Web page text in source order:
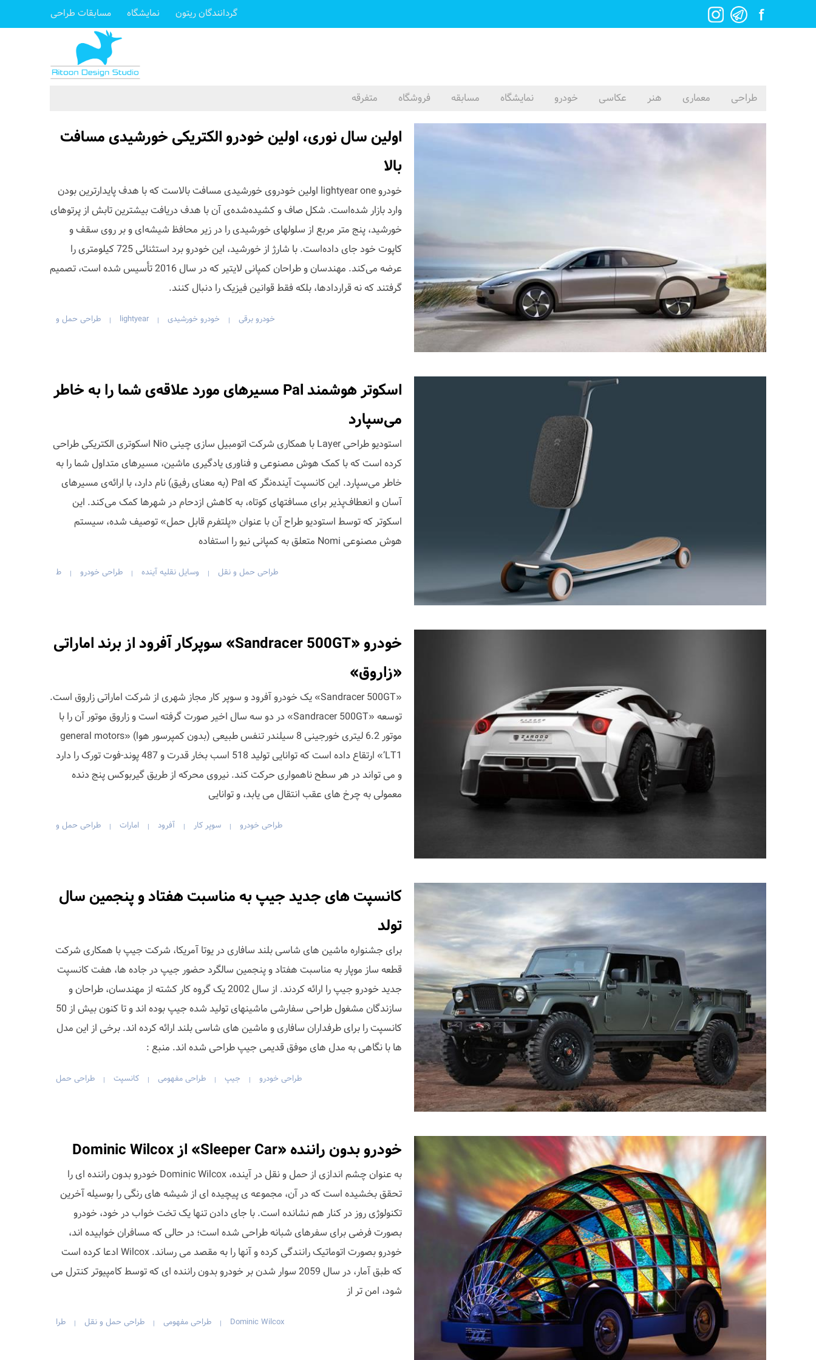
گردانندگان ریتون نمایشگاه مسابقات طراحی
طراحی معماری هنر عکاسی خودرو نمایشگاه مسابقه فروشگاه متفرقه
اولین سال نوری، اولین خودرو الکتریکی خورشیدی مسافت
بالا
خودرو lightyear one اولین خودروی خورشیدی مسافت بالاست که با هدف پایدارترین بودن
وارد بازار شده‌است. شکل صاف و کشیده‌شده‌ی آن با هدف دریافت بیشترین تابش از پرتوهای
خورشید، پنج متر مربع از سلولهای خورشیدی را در زیر محافظ شیشه‌ای و بر روی سقف و
کاپوت خود جای داده‌است. با شارژ از خورشید، این خودرو برد استثنائی 725 کیلومتری را
عرضه می‌کند. مهندسان و طراحان کمپانی لایتیر که در سال 2016 تأسیس شده است، تصمیم
گرفتند که نه قراردادها، بلکه فقط قوانین فیزیک را دنبال کنند.
خودرو برقی | خودرو خورشیدی |
lightyear
| طراحی حمل و
اسکوتر هوشمند Pal مسیرهای مورد علاقه‌ی شما را به خاطر
می‌سپارد
استودیو طراحی Layer با همکاری شرکت اتومبیل سازی چینی Nio اسکوتری الکتریکی طراحی
کرده‌ است که با کمک هوش مصنوعی و فناوری یادگیری ماشین، مسیرهای متداول شما را به
خاطر می‌سپارد. این کانسپت آینده‌نگر که Pal (به معنای رفیق) نام دارد، با ارائه‌ی مسیرهای
آسان و انعطاف‌پذیر برای مسافتهای کوتاه، به کاهش ازدحام در شهرها کمک می‌کند. این
اسکوتر که توسط استودیو طراح آن با عنوان «پلتفرم قابل حمل» توصیف شده، سیستم
هوش مصنوعی Nomi متعلق به کمپانی نیو را استفاده
طراحی حمل و نقل | وسایل نقلیه آینده | طراحی خودرو | ط
خودرو «Sandracer 500GT» سوپرکار آفرود از برند اماراتی
«زاروق»
«Sandracer 500GT» یک خودرو آفرود و سوپر کار مجاز شهری از شرکت اماراتی زاروق است.
توسعه «Sandracer 500GT» در دو سه سال اخیر صورت گرفته است و زاروق موتور آن را با
موتور 6.2 لیتری خورجینی 8 سیلندر تنفس طبیعی (بدون کمپرسور هوا) «general motors
‘LT1» ارتقاع داده است که توانایی تولید 518 اسب بخار قدرت و 487 پوند-فوت تورک را دارد
و می تواند در هر سطح ناهمواری حرکت کند. نیروی محرکه از طریق گیربوکس پنج دنده
معمولی به چرخ های عقب انتقال می یابد، و توانایی
طراحی خودرو | سوپر کار | آفرود | امارات | طراحی حمل و
کانسپت های جدید جیپ به مناسبت هفتاد و پنجمین سال
تولد
برای جشنواره ماشین های شاسی بلند سافاری در یوتا آمریکا، شرکت جیپ با همکاری شرکت
قطعه ساز موپار به مناسبت هفتاد و پنجمین سالگرد حضور جیپ در جاده ها، هفت کانسپت
جدید خودرو جیپ را ارائه کردند. از سال 2002 یک گروه کار کشته از مهندسان، طراحان و
سازندگان مشغول طراحی سفارشی ماشینهای تولید شده جیپ بوده اند و تا کنون بیش از 50
کانسپت را برای طرفداران سافاری و ماشین های شاسی بلند ارائه کرده اند. برخی از این مدل
ها با نگاهی به مدل های موفق قدیمی جیپ طراحی شده اند. منبع :
طراحی خودرو | جیپ | طراحی مفهومی | کانسپت | طراحی حمل
خودرو بدون راننده «Sleeper Car» از Dominic Wilcox
به عنوان چشم اندازی از حمل و نقل در آینده، Dominic Wilcox خودرو بدون راننده ای را
تحقق بخشیده است که در آن، مجموعه ی پیچیده ای از شیشه های رنگی را بوسیله آخرین
تکنولوژی روز در کنار هم نشانده است. با جای دادن تنها یک تخت خواب در خود، خودرو
بصورت فرضی برای سفرهای شبانه طراحی شده است؛ در حالی که مسافران خوابیده اند،
خودرو بصورت اتوماتیک رانندگی کرده و آنها را به مقصد می رساند. Wilcox ادعا کرده است
که طبق آمار، در سال 2059 سوار شدن بر خودرو بدون راننده ای که توسط کامپیوتر کنترل می
شود، امن تر از
Dominic Wilcox
| طراحی مفهومی | طراحی حمل و نقل | طرا